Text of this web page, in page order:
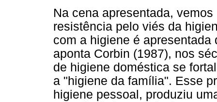
Na cena apresentada,
resistência pelo viés da
com a higiene é apresentada
aponta Corbin (1987), nos
de higiene doméstica se
a "higiene da família". Esse
higiene pessoal, produziu